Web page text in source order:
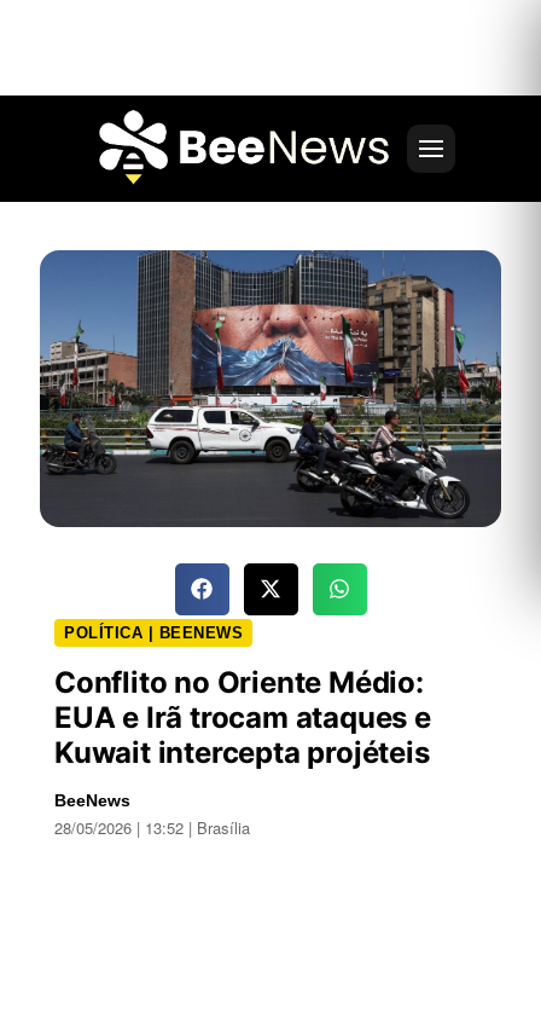
POLÍTICA | BEENEWS
Conflito no Oriente Médio:
EUA e Irã trocam ataques e
Kuwait intercepta projéteis
BeeNews
28/05/2026 | 13:52 | Brasília